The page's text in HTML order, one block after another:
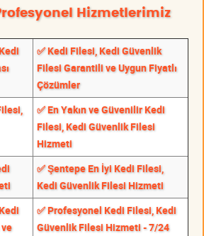
Hizmetlerimiz
✅ Kedi Filesi, Kedi Güvenlik
Filesi Garantili ve Uygun Fiyatlı
Çözümler
✅ En Yakın ve Güvenilir Kedi
Filesi, Kedi Güvenlik Filesi
Hizmeti
✅ Şentepe En İyi Kedi Filesi,
Kedi Güvenlik Filesi Hizmeti
✅ Profesyonel Kedi Filesi, Kedi
Güvenlik Filesi Hizmeti - 7/24